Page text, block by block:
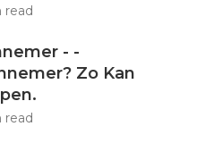
read
- -
Zo Kan
read